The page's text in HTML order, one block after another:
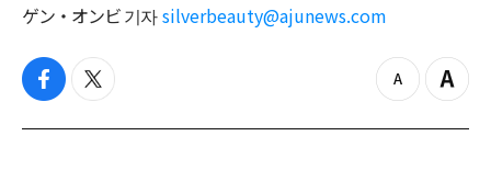
ゲン・オンビ 기자 silverbeauty@ajunews.com
f
c
t
i
z
o
Z
o